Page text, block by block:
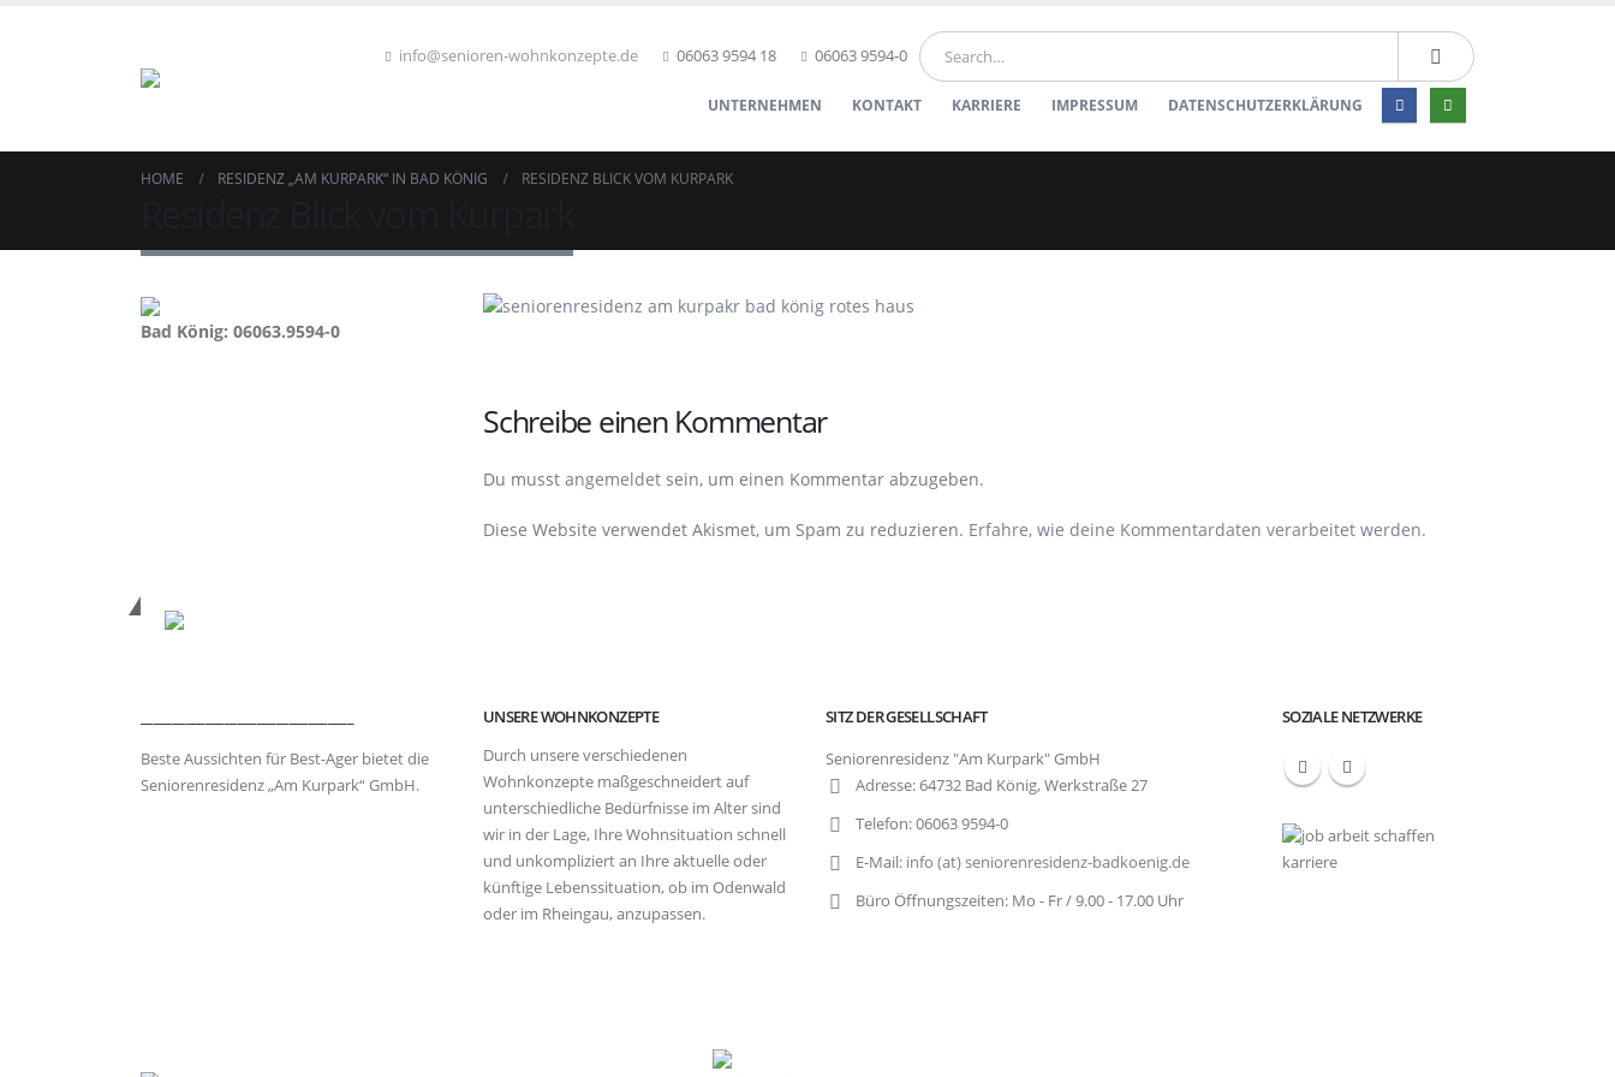
info@senioren-wohnkonzepte.de 06063 9594 18 06063 9594-0
UNTERNEHMEN KONTAKT KARRIERE IMPRESSUM DATENSCHUTZERKLÄRUNG
HOME RESIDENZ „AM KURPARK“ IN BAD KÖNIG RESIDENZ BLICK VOM KURPARK
Schreibe einen Kommentar
Du musst angemeldet sein, um einen Kommentar abzugeben.
Diese Website verwendet Akismet, um Spam zu reduzieren. Erfahre, wie deine Kommentardaten verarbeitet werden.
Bad König: 06063.9594-0
Beste Aussichten für Best-Ager bietet die
Seniorenresidenz „Am Kurpark“ GmbH.
UNSERE WOHNKONZEPTE
Durch unsere verschiedenen
Wohnkonzepte maßgeschneidert auf
unterschiedliche Bedürfnisse im Alter sind
wir in der Lage, Ihre Wohnsituation schnell
und unkompliziert an Ihre aktuelle oder
künftige Lebenssituation, ob im Odenwald
oder im Rheingau, anzupassen.
SITZ DER GESELLSCHAFT
Seniorenresidenz "Am Kurpark" GmbH
Adresse:64732 Bad König, Werkstraße 27
Telefon:06063 9594-0
E-Mail: info (at) seniorenresidenz-badkoenig.de
Büro Öffnungszeiten: Mo - Fr / 9.00 - 17.00 Uhr
SOZIALE NETZWERKE